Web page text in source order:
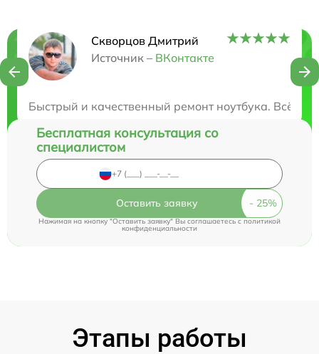
Скворцов Дмитрий
Источник – ВКонтакте
Быстрый и качественный ремонт ноутбука. Всё
Нужна консультация?
Бесплатная консультация со
специалистом
Оставить заявку
Нажимая на кнопку "Оставить заявку" Вы соглашаетесь cполитикой
конфиденциальности
Этапы работы